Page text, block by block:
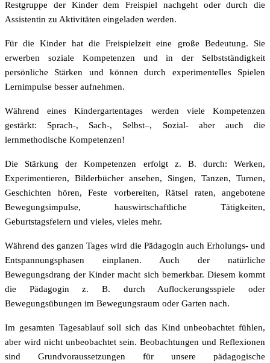
Restgruppe der Kinder dem Freispiel nachgeht oder durch die
Assistentin zu Aktivitäten eingeladen werden.
Für die Kinder hat die Freispielzeit eine große Bedeutung. Sie
erwerben soziale Kompetenzen und in der Selbstständigkeit
persönliche Stärken und können durch experimentelles Spielen
Lernimpulse besser aufnehmen.
Während eines Kindergartentages werden viele Kompetenzen
gestärkt: Sprach-, Sach-, Selbst–, Sozial- aber auch die
lernmethodische Kompetenzen!
Die Stärkung der Kompetenzen erfolgt z. B. durch: Werken,
Experimentieren, Bilderbücher ansehen, Singen, Tanzen, Turnen,
Geschichten hören, Feste vorbereiten, Rätsel raten, angebotene
Bewegungsimpulse, hauswirtschaftliche Tätigkeiten,
Geburtstagsfeiern und vieles, vieles mehr.
Während des ganzen Tages wird die Pädagogin auch Erholungs- und
Entspannungsphasen einplanen. Auch der natürliche
Bewegungsdrang der Kinder macht sich bemerkbar. Diesem kommt
die Pädagogin z. B. durch Auflockerungsspiele oder
Bewegungsübungen im Bewegungsraum oder Garten nach.
Im gesamten Tagesablauf soll sich das Kind unbeobachtet fühlen,
aber wird nicht unbeobachtet sein. Beobachtungen und Reflexionen
sind Grundvoraussetzungen für unsere pädagogische